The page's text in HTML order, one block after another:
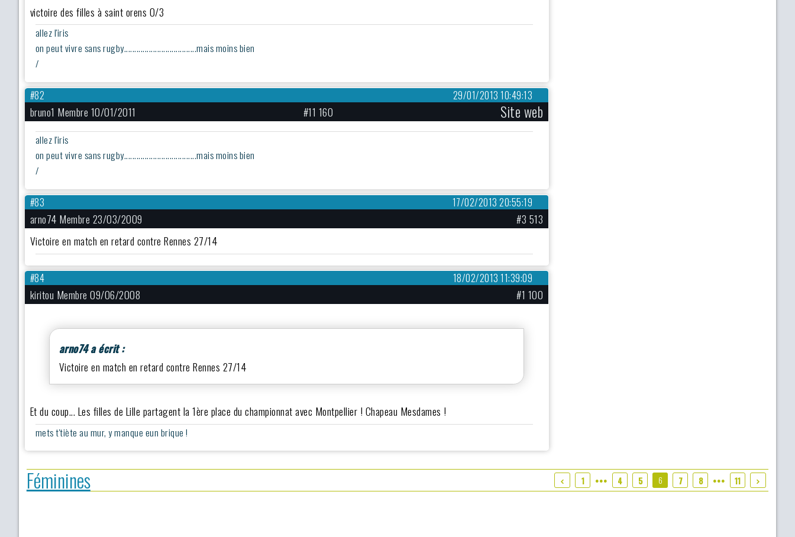
victoire des filles à saint orens 0/3
allez l'iris
on peut vivre sans rugby...................................mais moins bien
/
29/01/2013 10:49:13
#82
bruno1 Membre 10/01/2011 #11 160 Site web
allez l'iris
on peut vivre sans rugby...................................mais moins bien
/
17/02/2013 20:55:19
#83
arno74 Membre 23/03/2009
#3 513
Victoire en match en retard contre Rennes 27/14
18/02/2013 11:39:09
#84
kiritou Membre 09/06/2008 #1 100
arno74 a écrit :
Victoire en match en retard contre Rennes 27/14
Et du coup... Les filles de Lille partagent la 1ère place du championnat avec Montpellier ! Chapeau Mesdames !
mets t'tiète au mur, y manque eun brique !
Féminines 1 ●●● 4 5 6 7 8 ●●● 11